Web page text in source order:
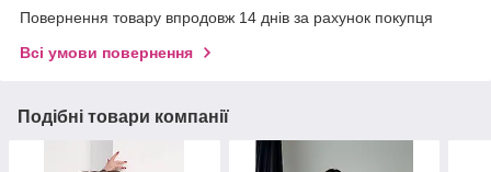
Повернення товару впродовж 14 днів за рахунок покупця
Всі умови повернення
Подібні товари компанії